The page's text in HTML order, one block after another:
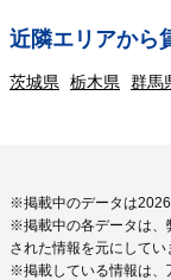
近隣エリアから
茨城県 栃木県 群馬
※掲載中のデータは2026
※掲載中の各データは、
された情報を元にしてい
※掲載している情報は、